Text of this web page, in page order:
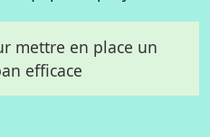
mettre en place un
efficace